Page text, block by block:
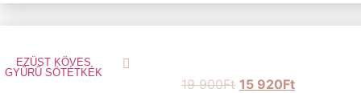
EZÜST KÖVES
GYŰRŰ SÖTÉTKÉK
19 900Ft 15 920Ft